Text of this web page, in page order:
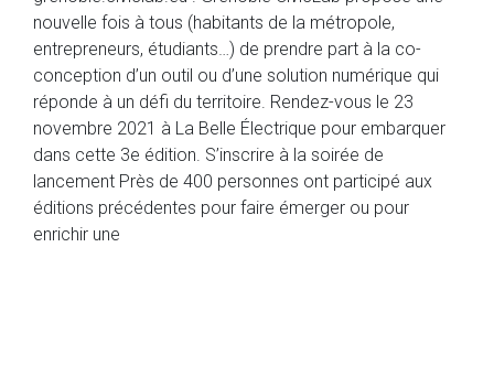
nouvelle fois à tous (habitants de la métropole,
entrepreneurs, étudiants…) de prendre part à la co-
conception d’un outil ou d’une solution numérique qui
réponde à un défi du territoire. Rendez-vous le 23
novembre 2021 à La Belle Électrique pour embarquer
dans cette 3e édition. S’inscrire à la soirée de
lancement Près de 400 personnes ont participé aux
éditions précédentes pour faire émerger ou pour
enrichir une